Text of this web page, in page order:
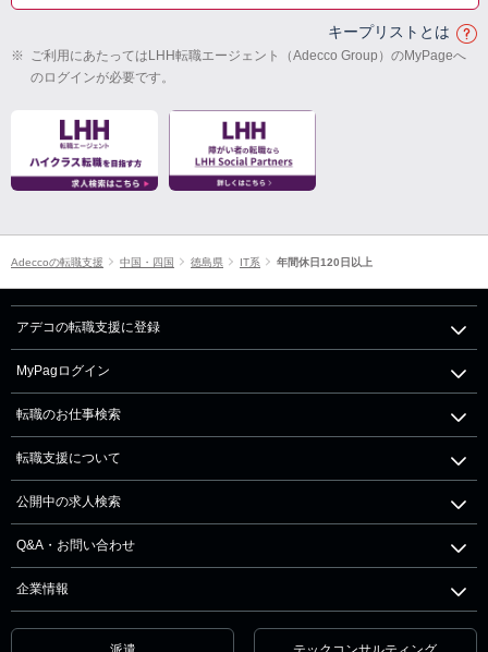
キープリストとは
※ ご利用にあたってはLHH転職エージェント（Adecco Group）のMyPageへ
のログインが必要です。
Adeccoの転職支援 中国・四国 徳島県 IT系 年間休日120日以上
アデコの転職支援に登録
MyPagログイン
転職のお仕事検索
転職支援について
公開中の求人検索
Q&A・お問い合わせ
企業情報